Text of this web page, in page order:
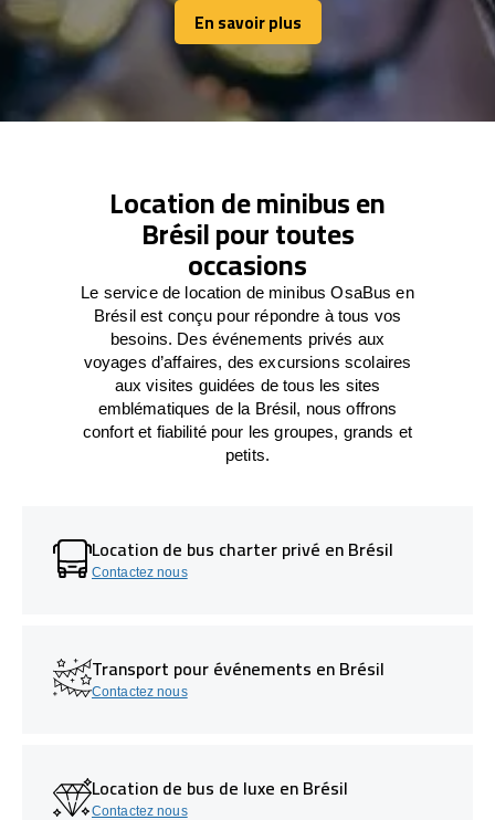
En savoir plus
En savoir plus
Location de minibus en
Brésil pour toutes
occasions
Le service de location de minibus OsaBus en
Brésil est conçu pour répondre à tous vos
besoins. Des événements privés aux
voyages d’affaires, des excursions scolaires
aux visites guidées de tous les sites
emblématiques de la Brésil, nous offrons
confort et fiabilité pour les groupes, grands et
petits.
Location de bus charter privé en Brésil
Contactez nous
Transport pour événements en Brésil
Contactez nous
Location de bus de luxe en Brésil
Contactez nous